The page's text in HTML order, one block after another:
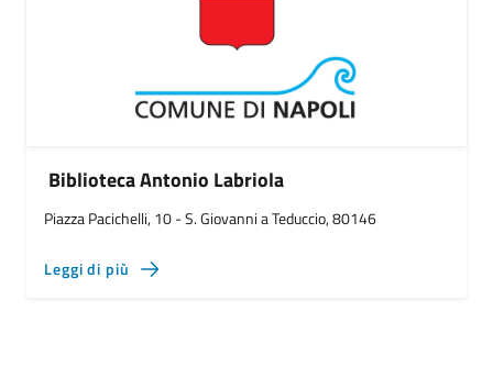
Biblioteca Antonio Labriola
Piazza Pacichelli, 10 - S. Giovanni a Teduccio, 80146
Leggi di più